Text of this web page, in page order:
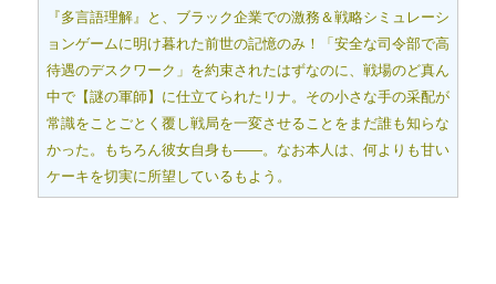
『多言語理解』と、ブラック企業での激務＆戦略シミュレーシ
ョンゲームに明け暮れた前世の記憶のみ！「安全な司令部で高
待遇のデスクワーク」を約束されたはずなのに、戦場のど真ん
中で【謎の軍師】に仕立てられたリナ。その小さな手の采配が
常識をことごとく覆し戦局を一変させることをまだ誰も知らな
かった。もちろん彼女自身も――。なお本人は、何よりも甘い
ケーキを切実に所望しているもよう。